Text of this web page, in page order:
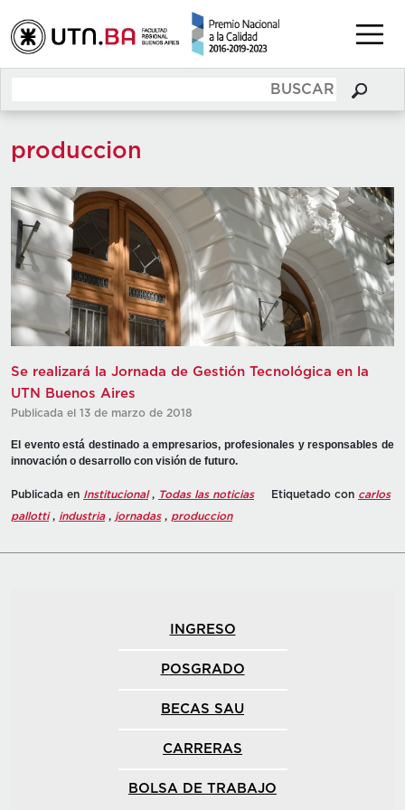
produccion
Se realizará la Jornada de Gestión Tecnológica en la
UTN Buenos Aires
Publicada el 13 de marzo de 2018
El evento está destinado a empresarios, profesionales y responsables de
innovación o desarrollo con visión de futuro.
Publicada en Institucional, Todas las noticias Etiquetado con carlos
pallotti, industria, jornadas, produccion
INGRESO
POSGRADO
BECAS SAU
CARRERAS
BOLSA DE TRABAJO